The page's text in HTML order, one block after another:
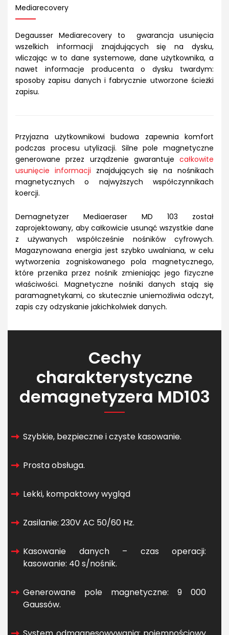
Mediarecovery
Degausser Mediarecovery to gwarancja usunięcia
wszelkich informacji znajdujących się na dysku,
wliczając w to dane systemowe, dane użytkownika, a
nawet informacje producenta o dysku twardym:
sposoby zapisu danych i fabrycznie utworzone ścieżki
zapisu.
Przyjazna użytkownikowi budowa zapewnia komfort
podczas procesu utylizacji. Silne pole magnetyczne
generowane przez urządzenie gwarantuje całkowite
usunięcie informacji znajdujących się na nośnikach
magnetycznych o najwyższych współczynnikach
koercji.
Demagnetyzer Mediaeraser MD 103 został
zaprojektowany, aby całkowicie usunąć wszystkie dane
z używanych współcześnie nośników cyfrowych.
Magazynowana energia jest szybko uwalniana, w celu
wytworzenia zogniskowanego pola magnetycznego,
które przenika przez nośnik zmieniając jego fizyczne
właściwości. Magnetyczne nośniki danych stają się
paramagnetykami, co skutecznie uniemożliwia odczyt,
zapis czy odzyskanie jakichkolwiek danych.
Cechy
charakterystyczne
demagnetyzera MD103
Szybkie, bezpieczne i czyste kasowanie.
Prosta obsługa.
Lekki, kompaktowy wygląd
Zasilanie: 230V AC 50/60 Hz.
Kasowanie danych – czas operacji:
kasowanie: 40 s/nośnik.
Generowane pole magnetyczne: 9 000
Gaussów.